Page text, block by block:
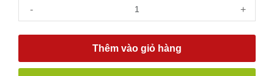
- +
Thêm vào giỏ hàng